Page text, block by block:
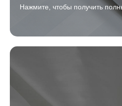
Нажмите, чтобы получить